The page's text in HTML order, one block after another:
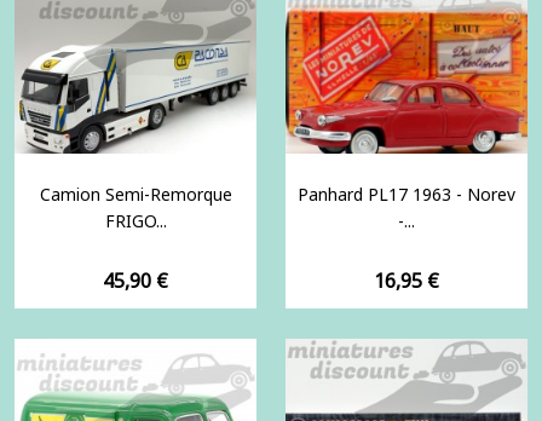
Camion Semi-Remorque
FRIGO...
Prix
45,90 €
Panhard PL17 1963 - Norev
-...
Prix
16,95 €